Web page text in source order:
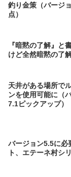
釣り金策（バージ
点）
『暗黙の了解』と
けど全然暗黙の了
天井がある場所で
ンを使用可能に（
7.1ピックアップ）
バージョン5.5に必
ト、エテーネ村シ